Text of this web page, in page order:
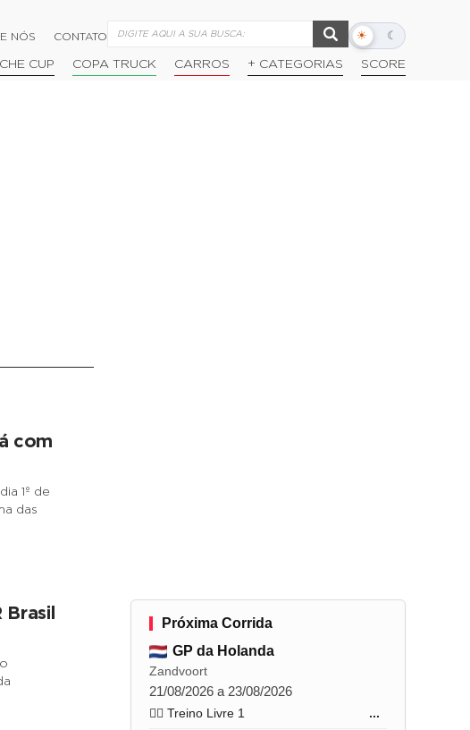
NÓS CONTATO ☀ ☾
Alternar
escuro
CUP COPA TRUCK CARROS + CATEGORIAS SCORE
com
1º de
das
Próxima Corrida
GP da Holanda
Zandvoort
21/08/2026 a 23/08/2026
🏋️‍♂️ Treino Livre 1 ...